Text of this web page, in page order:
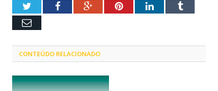
TwitterFacebookGoogle+PinterestLinkedInTumblr
Email
CONTEÚDO RELACIONADO